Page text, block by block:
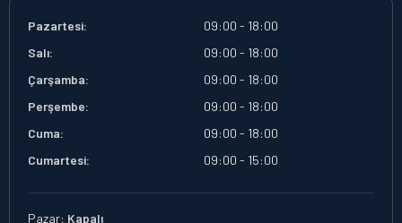
Pazartesi:
09:00 - 18:00
Salı:
09:00 - 18:00
Çarşamba:
09:00 - 18:00
Perşembe:
09:00 - 18:00
Cuma:
09:00 - 18:00
Cumartesi:
09:00 - 15:00
Pazar: Kapalı